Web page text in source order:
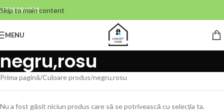
Skip to main content
0799996381
MENU
negru,rosu
Prima pagină Culoare produs negru,rosu
Nu a fost găsit niciun produs care să se potrivească cu selecția ta.